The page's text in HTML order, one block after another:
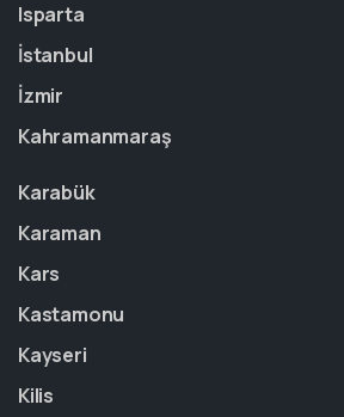
Isparta
İstanbul
İzmir
Kahramanmaraş
Karabük
Karaman
Kars
Kastamonu
Kayseri
Kilis